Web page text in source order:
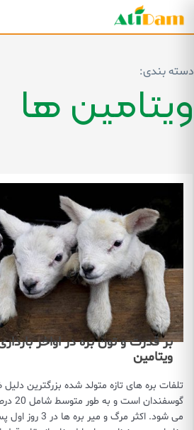
دسته بندی:
ویتامین ها
ویتامین
تلفات بره های تازه متولد شده بزرگترین دلیل
می شود. اکثر مرگ